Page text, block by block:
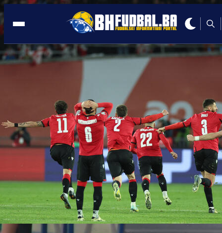
ZANIMLJIVA PORUKA
04:58, 30.04.2020
Ognjen Vranješ na Instagramu: Boli me
k**** kako se ti zoveš!
Autor:
BHFudbal.ba 2
04:58, 30.04.2020